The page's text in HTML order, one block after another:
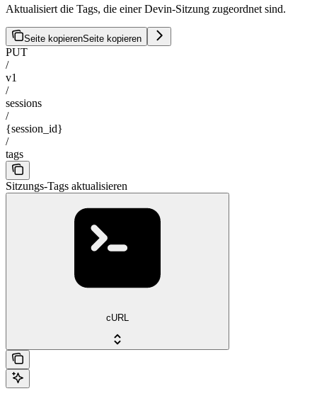
Aktualisiert die Tags, die einer Devin-Sitzung zugeordnet sind.
Seite kopierenSeite kopieren
PUT
/
v1
/
sessions
/
{session_id}
/
tags
Sitzungs-Tags aktualisieren
cURL